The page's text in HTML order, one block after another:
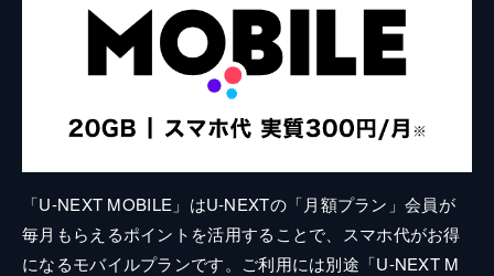
「U-NEXT MOBILE」はU-NEXTの「月額プラン」会員が
毎月もらえるポイントを活用することで、スマホ代がお得
になるモバイルプランです。ご利用には別途「U-NEXT M